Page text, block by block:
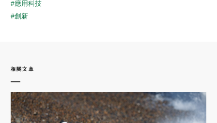
#應用科技
#創新
相關文章